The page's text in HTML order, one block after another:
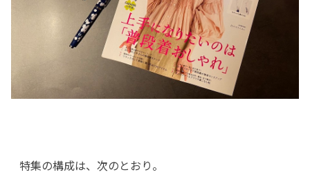
特集の構成は、次のとおり。